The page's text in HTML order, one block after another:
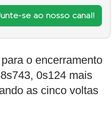
se ao nosso canal!
o encerramento
0s124 mais
as cinco voltas